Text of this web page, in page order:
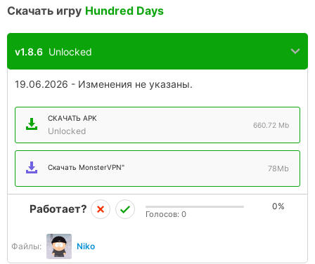
Скачать игру Hundred Days
v1.8.6 Unlocked
19.06.2026 - Изменения не указаны.
СКАЧАТЬ APK
Unlocked
660.72 Mb
Скачать MonsterVPN" 78Mb
Файлы: Niko
Работает? 0%
Голосов: 0